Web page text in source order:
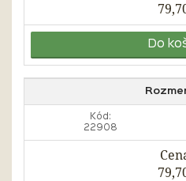
Do
Kód:
22908